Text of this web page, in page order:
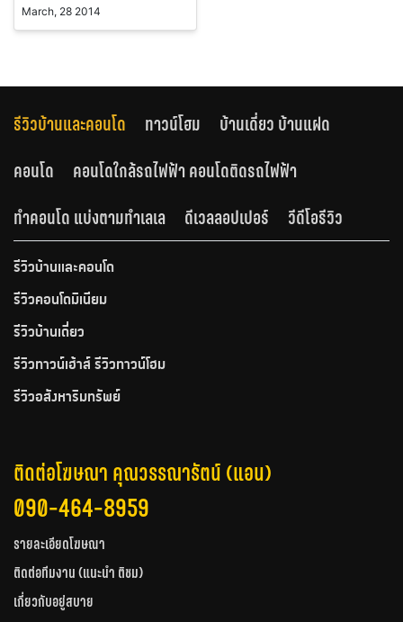
March, 28 2014
รีวิวบ้านและคอนโด ทาวน์โฮม
บ้านเดี่ยว บ้านแฝด
คอนโด
คอนโดใกล้รถไฟฟ้า คอนโดติดรถไฟฟ้า
ทำคอนโด แบ่งตามทำเลเล
ดีเวลลอปเปอร์ วีดีโอรีวิว
รีวิวบ้านและคอนโด
รีวิวคอนโดมิเนียม
รีวิวบ้านเดี่ยว
รีวิวทาวน์เฮ้าส์ รีวิวทาวน์โฮม
รีวิวอสังหาริมทรัพย์
ติดต่อโฆษณา คุณวรรณารัตน์ (แอน)
090-464-8959
รายละเอียดโฆษณา
ติดต่อทีมงาน (แนะนำ ติชม)
เกี่ยวกับอยู่สบาย